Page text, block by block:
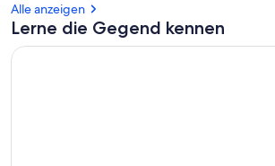
Alle anzeigen
Lerne die Gegend kennen